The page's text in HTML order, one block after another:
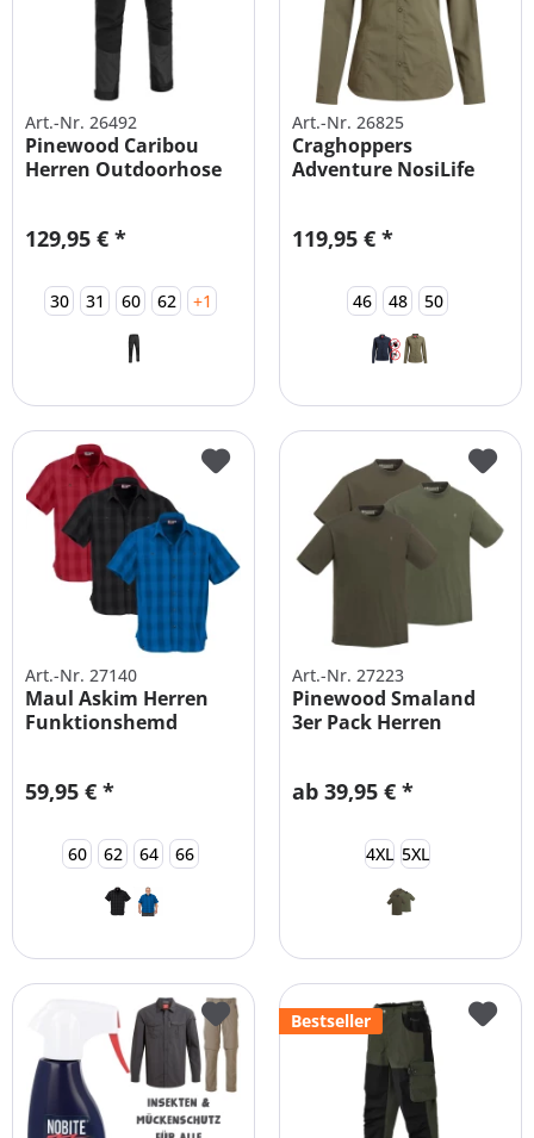
Art.-Nr. 26492
Pinewood Caribou
Herren Outdoorhose
129,95 € *
30 31 60 62 +1
Art.-Nr. 26825
Craghoppers
Adventure NosiLife
119,95 € *
46 48 50
Art.-Nr. 27140
Maul Askim Herren
Funktionshemd
59,95 € *
60 62 64 66
Art.-Nr. 27223
Pinewood Smaland
3er Pack Herren
ab 39,95 € *
4XL 5XL
Bestseller